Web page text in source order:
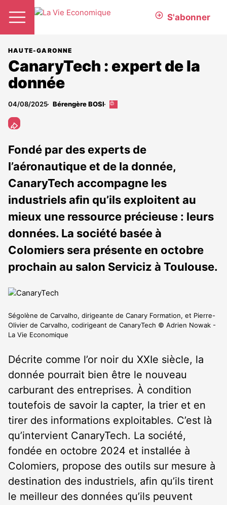
S'abonner
HAUTE-GARONNE
CanaryTech : expert de la
donnée
04/08/2025 Bérengère BOSI
Cet
abonnés
Fondé par des experts de
l’aéronautique et de la donnée,
CanaryTech accompagne les
industriels afin qu’ils exploitent au
mieux une ressource précieuse : leurs
données. La société basée à
Colomiers sera présente en octobre
prochain au salon Serviciz à Toulouse.
Ségolène de Carvalho, dirigeante de Canary Formation, et Pierre-
Olivier de Carvalho, codirigeant de CanaryTech © Adrien Nowak -
La Vie Economique
Décrite comme l’or noir du XXIe siècle, la
donnée pourrait bien être le nouveau
carburant des entreprises. À condition
toutefois de savoir la capter, la trier et en
tirer des informations exploitables. C’est là
qu’intervient CanaryTech. La société,
fondée en octobre 2024 et installée à
Colomiers, propose des outils sur mesure à
destination des industriels, afin qu’ils tirent
le meilleur des données qu’ils peuvent